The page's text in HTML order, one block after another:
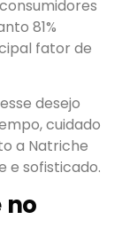
81%
fator de
desejo
cuidado
a Natriche
e sofisticado.
no